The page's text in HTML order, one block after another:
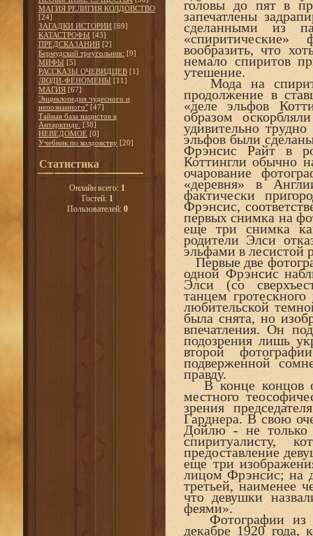
МАГИЯ РЕЛИГИЯ КОЛДОВСТВО
[24]
ЗАГАДКИ ИСТОРИИ [69]
КАТАСТРОФЫ [43]
ПРЕДСКАЗАНИЯ [2]
Бермудский треугольник: [9]
МИФЫ [5]
РАССКАЗЫ ОЧЕВИДЦЕВ [1]
ЛЮДИ-ФЕНОМЕНЫ [11]
МАГИЯ [67]
Энциклопедия чудесного и
непознанного" [47]
Тайная база нацистов в
Антарктиде. [38]
НЕВЕДОМОЕ [0]
Учебник по колдовству [20]
Статистика
Онлайн всего: 1
Гостей: 1
Пользователей: 0
головы до пят в
запечатлены
сделанными из
вообразить, что
немало спиритов
утешение.
Мода на
продолжение в
«деле эльфов
образом
удивительно
эльфов были
Фрэнсис Райт в
Коттингли обычно
очарование
«деревня» в
фактически
Фрэнсис,
первых снимка на
еще три снимка
родители Элси
эльфами в лесистой
Первые две
одной Фрэнсис
Элси (со
танцем
любительской
была снята, но
впечатления. Он
подозрения лишь
второй
подверженной
правду.
В конце концов
местного
зрения
Гарднера. В свою
Дойлю - не только
спиритуалисту,
предоставление
еще три
лицом Фрэнсис; на
третьей, наименее
что девушки
феями».
Фотографии из
декабре 1920 года,